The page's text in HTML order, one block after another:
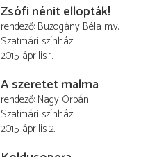
Zsófi nénit ellopták!
rendező Buzogány Béla m.v.
Szatmári színház
2015. április 1.
A szeretet malma
rendező Nagy Orbán
Szatmári színház
2015. április 2.